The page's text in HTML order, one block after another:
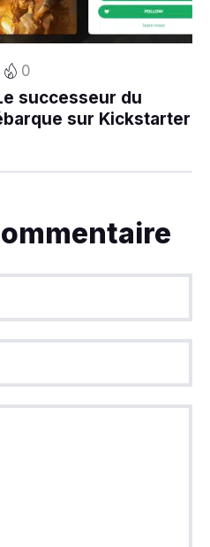
0
successeur du
sur Kickstarter